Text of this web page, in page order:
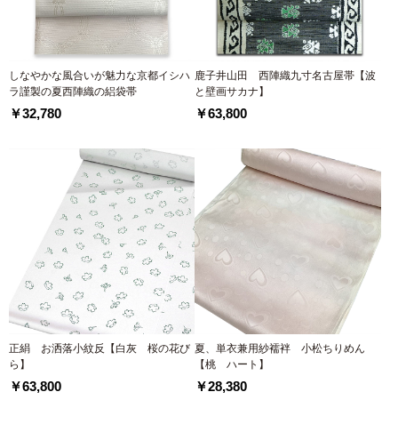
しなやかな風合いが魅力な京都イシハ
ラ謹製の夏西陣織の絽袋帯
￥32,780
鹿子井山田 西陣織九寸名古屋帯【波
と壁画サカナ】
￥63,800
正絹 お洒落小紋反【白灰 桜の花び
ら】
￥63,800
夏、単衣兼用紗襦袢 小松ちりめん
【桃 ハート】
￥28,380